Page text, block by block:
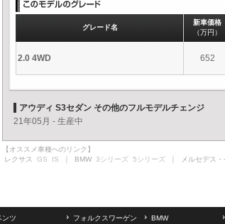
グレード名
新車価格
（万円）
2.0 4WD 652
アウディ S3セダン その他のフルモデルチェンジ
21年05月 - 生産中
【オススメ車種へのリンク】
レクサス GS IS ｜ BMW 3シリーズ 5シリーズ ｜ メルセデス・
ンツ フォルクスワーゲン BMW